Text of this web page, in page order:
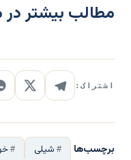
مطالب بیشتر در
اشتراک:
برچسب‌ها شیلی